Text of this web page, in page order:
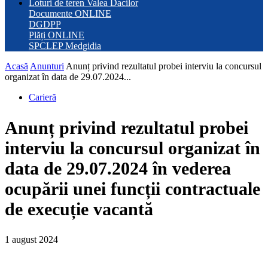
Loturi de teren Valea Dacilor
Documente ONLINE
DGDPP
Plăți ONLINE
SPCLEP Medgidia
Acasă Anunturi Anunț privind rezultatul probei interviu la concursul
organizat în data de 29.07.2024...
Carieră
Anunț privind rezultatul probei
interviu la concursul organizat în
data de 29.07.2024 în vederea
ocupării unei funcții contractuale
de execuție vacantă
1 august 2024